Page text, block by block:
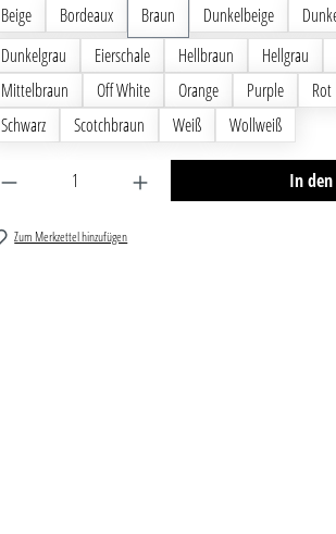
Beige
Bordeaux Braun Dunkelbeige
Dunkelgrau
Eierschale Hellbraun Hellgrau
Mittelbraun
Off White Orange Purple Rot
Schwarz
Scotchbraun Weiß Wollweiß
Produkt Anzahl: Gib den gewünschten
In
Zum Merkzettel hinzufügen